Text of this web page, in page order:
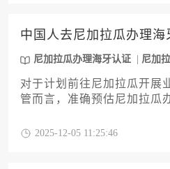
中国人去尼加拉瓜办理
尼加拉瓜办理海牙认证 尼加
对于计划前往尼加拉瓜开展
管而言，准确预估尼加拉瓜
关键因素，从文件准备、认
2025-12-05 11:25:46